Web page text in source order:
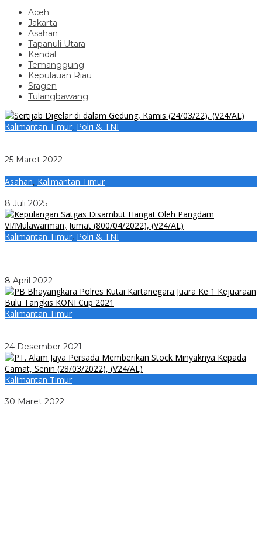
Aceh
Jakarta
Asahan
Tapanuli Utara
Kendal
Temanggung
Kepulauan Riau
Sragen
Tulangbawang
Kalimantan Timur, Polri & TNI
25 Maret 2022
Asahan, Kalimantan Timur
8 Juli 2025
Kalimantan Timur, Polri & TNI
8 April 2022
Kalimantan Timur
24 Desember 2021
Kalimantan Timur
30 Maret 2022